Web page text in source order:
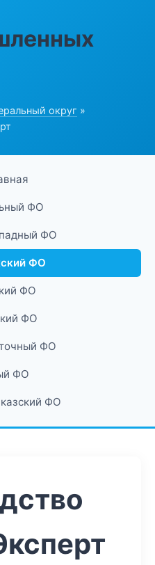
округ »
ФО
ФО
ФО
ФО
ФО
ФО
ФО
ФО